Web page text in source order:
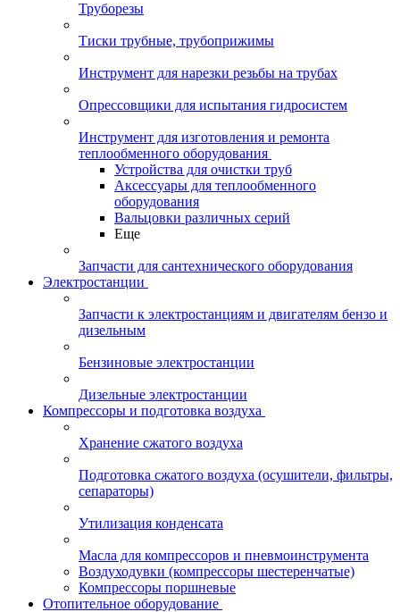
Труборезы
Тиски трубные, трубоприжимы
Инструмент для нарезки резьбы на трубах
Опрессовщики для испытания гидросистем
Инструмент для изготовления и ремонта
теплообменного оборудования
Устройства для очистки труб
Аксессуары для теплообменного
оборудования
Вальцовки различных серий
Еще
Запчасти для сантехнического оборудования
Электростанции
Запчасти к электростанциям и двигателям бензо и
дизельным
Бензиновые электростанции
Дизельные электростанции
Компрессоры и подготовка воздуха
Хранение сжатого воздуха
Подготовка сжатого воздуха (осушители, фильтры,
сепараторы)
Утилизация конденсата
Масла для компрессоров и пневмоинструмента
Воздуходувки (компрессоры шестеренчатые)
Компрессоры поршневые
Отопительное оборудование